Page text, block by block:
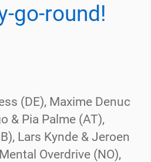
go-round!
(DE), Maxime Denuc
& Pia Palme (AT),
Lars Kynde & Jeroen
Overdrive (NO),